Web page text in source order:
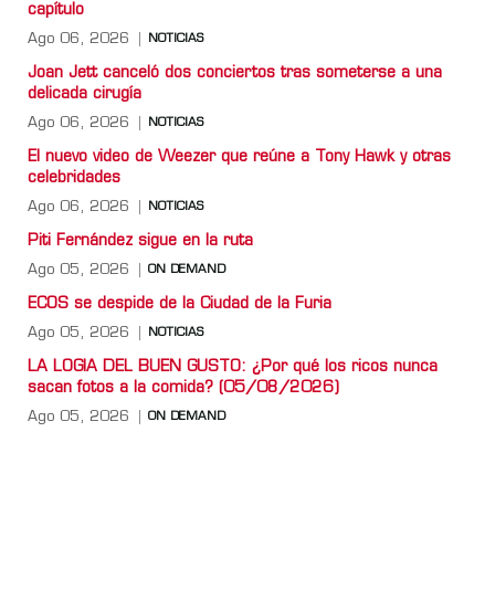
capítulo
Ago 06, 2026 NOTICIAS
Joan Jett canceló dos conciertos tras someterse a una
delicada cirugía
Ago 06, 2026 NOTICIAS
El nuevo video de Weezer que reúne a Tony Hawk y otras
celebridades
Ago 06, 2026 NOTICIAS
Piti Fernández sigue en la ruta
Ago 05, 2026 ON DEMAND
ECOS se despide de la Ciudad de la Furia
Ago 05, 2026 NOTICIAS
LA LOGIA DEL BUEN GUSTO: ¿Por qué los ricos nunca
sacan fotos a la comida? (05/08/2026)
Ago 05, 2026 ON DEMAND